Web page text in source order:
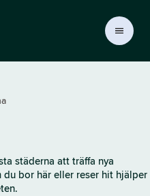
städerna att träffa nya
du bor här eller reser hit hjälper